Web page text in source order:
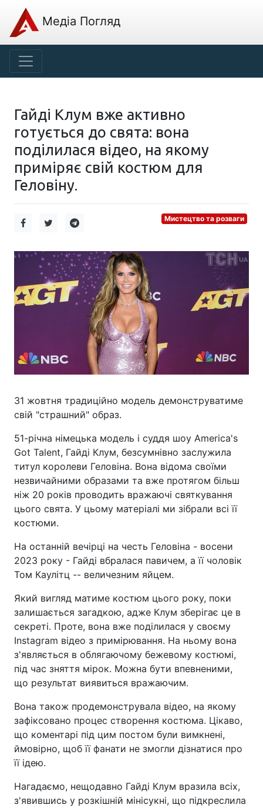
Медіа Погляд
Гайді Клум вже активно
готується до свята: вона
поділилася відео, на якому
приміряє свій костюм для
Геловіну.
Мистецтво та розваги
31 жовтня традиційно модель демонструватиме
свій "страшний" образ.
51-річна німецька модель і суддя шоу America's
Got Talent, Гайді Клум, безсумнівно заслужила
титул королеви Геловіна. Вона відома своїми
незвичайними образами та вже протягом більш
ніж 20 років проводить вражаючі святкування
цього свята. У цьому матеріалі ми зібрали всі її
костюми.
На останній вечірці на честь Геловіна - восени
2023 року - Гайді вбралася павичем, а її чоловік
Том Каулітц -- величезним яйцем.
Який вигляд матиме костюм цього року, поки
залишається загадкою, адже Клум зберігає це в
секреті. Проте, вона вже поділилася у своєму
Instagram відео з примірювання. На ньому вона
з'являється в облягаючому бежевому костюмі,
під час зняття мірок. Можна бути впевненими,
що результат виявиться вражаючим.
Вона також продемонструвала відео, на якому
зафіксовано процес створення костюма. Цікаво,
що коментарі під цим постом були вимкнені,
ймовірно, щоб її фанати не змогли дізнатися про
її ідею.
Нагадаємо, нещодавно Гайді Клум вразила всіх,
з'явившись у розкішній мінісукні, що підкреслила